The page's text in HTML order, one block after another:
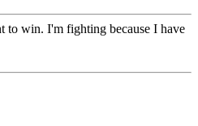
to win. I'm fighting because I have